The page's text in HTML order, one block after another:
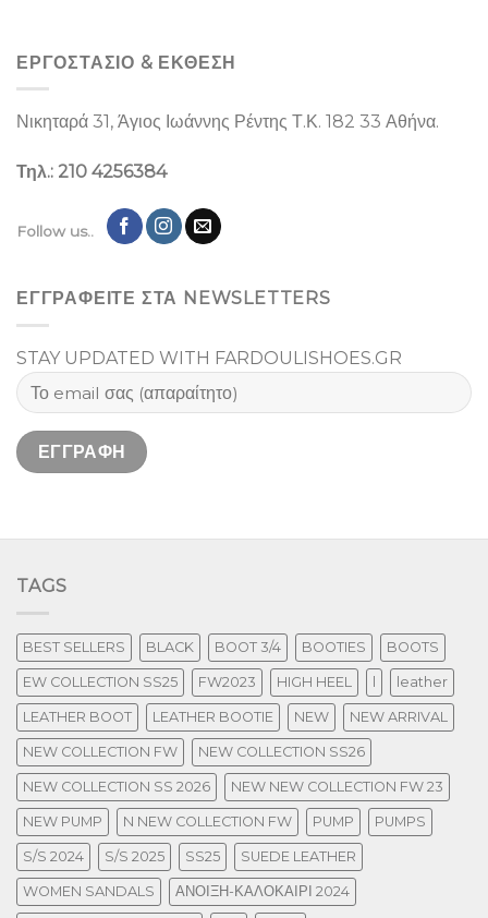
ΕΡΓΟΣΤΑΣΙΌ & ΕΚΘΕΣΉ
Νικηταρά 31, Άγιος Ιωάννης Ρέντης Τ.Κ. 182 33 Αθήνα.
Τηλ.: 210 4256384
Follow us..
ΕΓΓΡΑΦΕΙΤΕ ΣΤΑ NEWSLETTERS
STAY UPDATED WITH FARDOULISHOES.GR
TAGS
BEST SELLERS BLACK BOOT 3/4 BOOTIES BOOTS
EW COLLECTION SS25 FW2023 HIGH HEEL leather
LEATHER BOOT LEATHER BOOTIE NEW NEW ARRIVAL
NEW COLLECTION FW NEW COLLECTION SS26
NEW COLLECTION SS 2026 NEW NEW COLLECTION FW 23
NEW PUMP N NEW COLLECTION FW PUMP PUMPS
S/S 2024 S/S 2025 SS25 SUEDE LEATHER
WOMEN SANDALS ΑΝΟΙΞΗ-ΚΑΛΟΚΑΙΡΙ 2024